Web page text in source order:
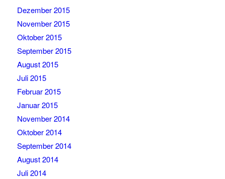
Dezember 2015
November 2015
Oktober 2015
September 2015
August 2015
Juli 2015
Februar 2015
Januar 2015
November 2014
Oktober 2014
September 2014
August 2014
Juli 2014